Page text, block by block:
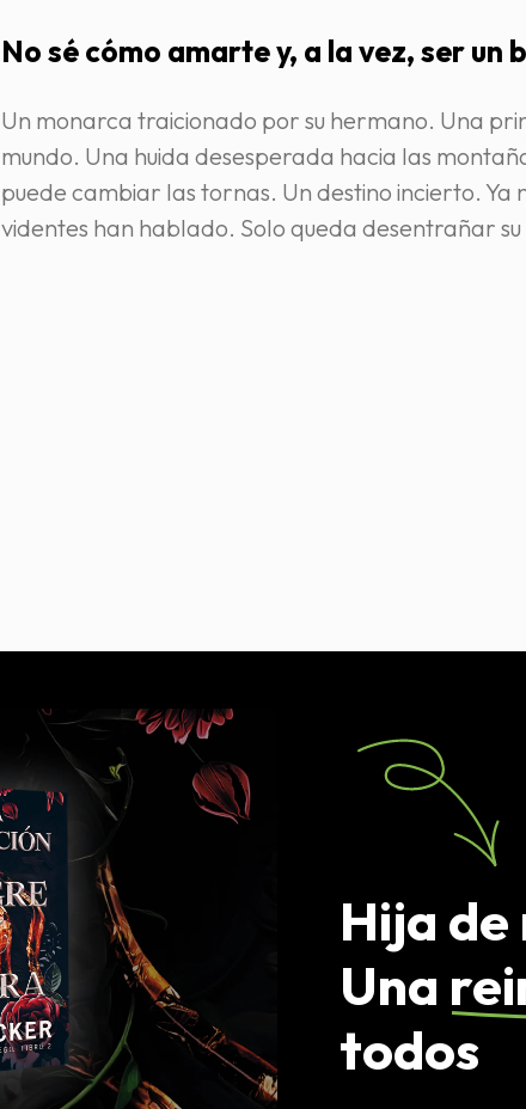
No sé cómo amarte y, a la vez, ser un
Un monarca traicionado por su hermano. Una
mundo. Una huida desesperada hacia las
puede cambiar las tornas. Un destino incierto. Ya
videntes han hablado. Solo queda desentrañar
Hija de
Una
todos